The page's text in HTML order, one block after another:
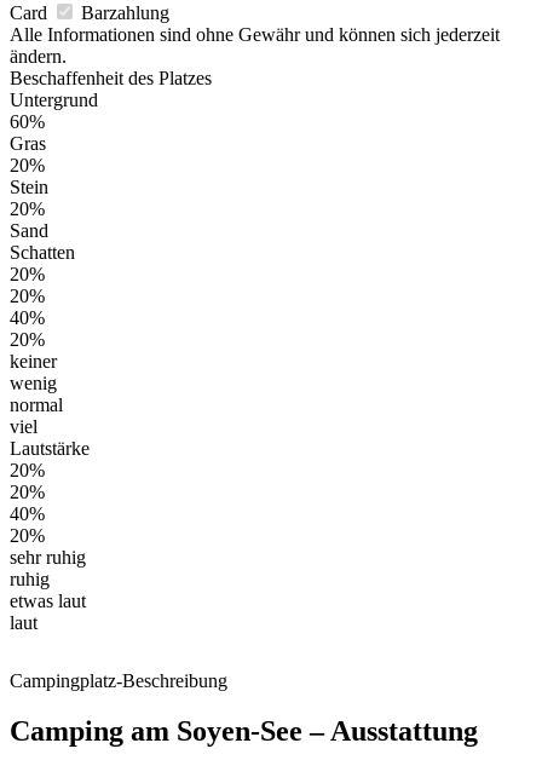
Card
Barzahlung
Alle Informationen sind ohne Gewähr und können sich jederzeit
ändern.
Beschaffenheit des Platzes
Untergrund
60%
Gras
20%
Stein
20%
Sand
Schatten
20%
20%
40%
20%
keiner
wenig
normal
viel
Lautstärke
20%
20%
40%
20%
sehr ruhig
ruhig
etwas laut
laut
Campingplatz-Beschreibung
Camping am Soyen-See – Ausstattung